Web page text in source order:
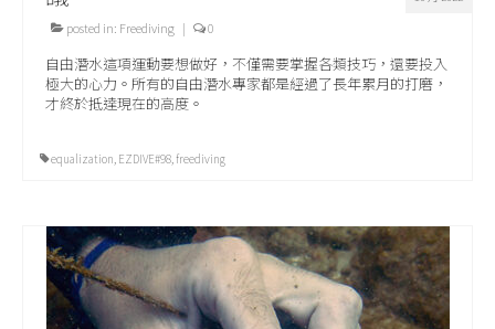
posted in: Freediving | 0
自由潛水這項運動要想做好，不僅需要掌握各類技巧，還要投入
極大的心力。所有的自由潛水專家都是經過了長年累月的打磨，
才終於抵達現在的高度。
equalization EZDIVE#98 freediving